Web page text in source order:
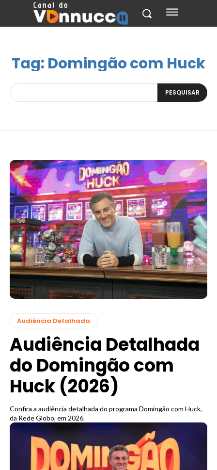
Tag: Domingão com Huck
PESQUISAR
Audiência Detalhada
Audiência Detalhada
do Domingão com
Huck (2026)
Confira a audiência detalhada do programa Domingão com Huck,
da Rede Globo, em 2026.